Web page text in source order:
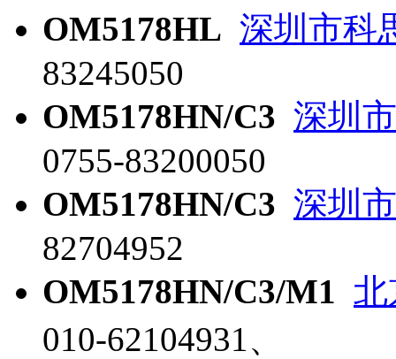
OM5178HL 深圳市科
83245050
OM5178HN/C3 深圳
0755-83200050
OM5178HN/C3 深圳
82704952
OM5178HN/C3/M1 北
010-62104931、